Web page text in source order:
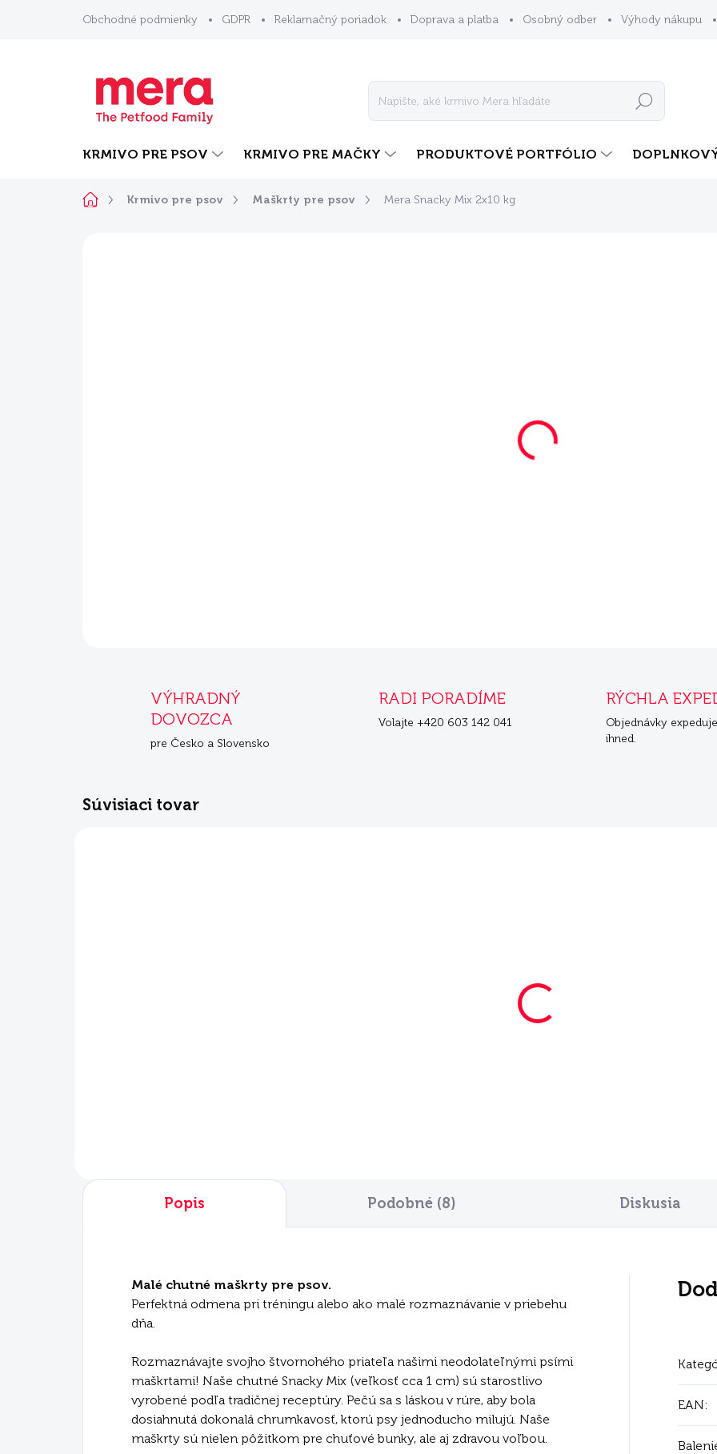
Obchodné podmienky GDPR Reklamačný poriadok Doprava a platba Osobný odber Výhody nákupu
Hľadať
KRMIVO PRE PSOV KRMIVO PRE MAČKY PRODUKTOVÉ PORTFÓLIO
DomovKrmivo pre psov Maškrty pre psov Mera Snacky Mix 2x10 kg
DETAILNÉ INFORMÁCIE
VÝHRADNÝ
DOVOZCA
pre Česko a Slovensko
RADI PORADÍME
Volajte +420 603 142 041
RÝCHLA
Objednávky
ihned.
Súvisiaci tovar
Popis Podobné (8) Diskusia
Malé chutné maškrty pre psov.
Perfektná odmena pri tréningu alebo ako malé rozmaznávanie v priebehu
dňa.
Rozmaznávajte svojho štvornohého priateľa našimi neodolateľnými psími
maškrtami! Naše chutné Snacky Mix (veľkosť cca 1 cm) sú starostlivo
vyrobené podľa tradičnej receptúry. Pečú sa s láskou v rúre, aby bola
dosiahnutá dokonalá chrumkavosť, ktorú psy jednoducho milujú. Naše
maškrty sú nielen pôžitkom pre chuťové bunky, ale aj zdravou voľbou.
EAN: